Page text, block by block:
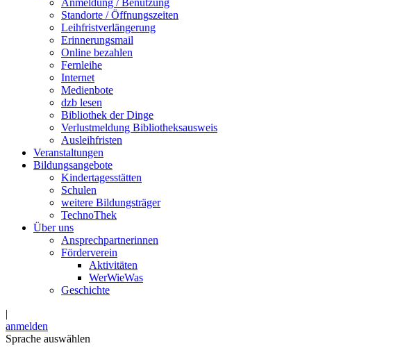
Anmeldung / Benutzung
Standorte / Öffnungszeiten
Leihfristverlängerung
Erinnerungsmail
Online bezahlen
Fernleihe
Internet
Medienbote
dzb lesen
Bibliothek der Dinge
Verlustmeldung Bibliotheksausweis
Ausleihfristen
Veranstaltungen
Bildungsangebote
Kindertagesstätten
Schulen
weitere Bildungsträger
TechnoThek
Über uns
Ansprechpartnerinnen
Förderverein
Aktivitäten
WerWieWas
Geschichte
|
anmelden
Sprache auswählen